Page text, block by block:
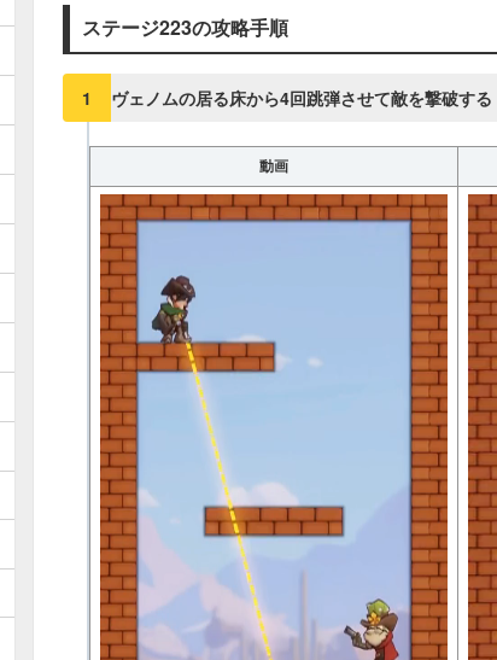
21
22 23 24 25 26
33 34 35 36
41
53
61
62 63 64 65 66
71
75 76
81
82 85 86
91
92 95 96
101
102 103 104 105 106
111
115 116
121
125 126
131
133 135 136
141
143 144 145 146
151
152 153 155 156
161
162 163 165 166
171
172 173 174 175 176
ステージ223の攻略手順
1 ヴェノムの居る床から4回跳弾させて敵を撃破する
動画